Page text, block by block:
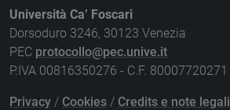
Università Ca’ Foscari
Dorsoduro 3246, 30123 Venezia
PEC protocollo@pec.unive.it
P.IVA 00816350276 - C.F. 80007720271
Privacy / Cookies / Credits e note legali